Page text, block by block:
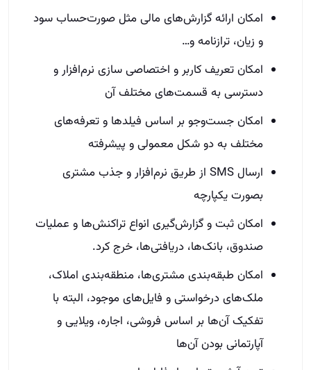
امکان ارائه گزارش‌های مالی‌ مثل صورت‌حساب سود
و زیان، ترازنامه و…
امکان تعریف کاربر و اختصاصی سازی نرم‌افزار و
دسترسی به قسمت‌های مختلف آن
امکان جست‌وجو بر اساس فیلدها و تعرفه‌های
مختلف به دو شکل معمولی و پیشرفته
ارسال SMS از طریق نرم‌افزار و جذب مشتری
بصورت یکپارچه
امکان ثبت و گزارش‌گیری انواع تراکنش‌ها و عملیات
صندوق، بانک‌ها، دریافتی‌ها، خرج کرد.
امکان طبقه‌بندی مشتری‌ها، منطقه‌بندی املاک،
ملک‌های درخواستی و فایل‌های موجود، البته با
تفکیک آن‌ها بر اساس فروشی، اجاره، ویلایی و
آپارتمانی بودن آن‌ها